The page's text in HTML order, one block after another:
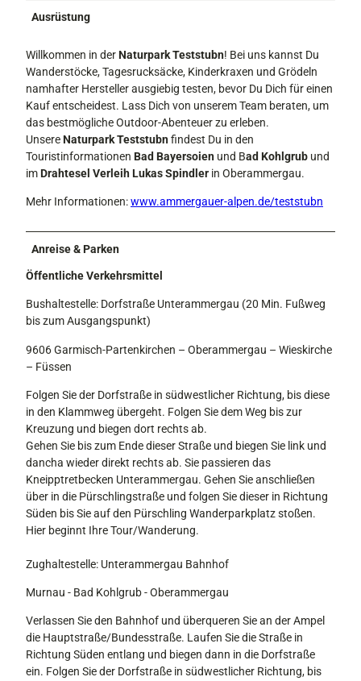
Ausrüstung
Willkommen in derNaturpark Teststubn! Bei uns kannst Du
Wanderstöcke, Tagesrucksäcke, Kinderkraxen und Grödeln
namhafter Hersteller ausgiebig testen, bevor Du Dich für einen
Kauf entscheidest. Lass Dich von unserem Team beraten, um
das bestmögliche Outdoor-Abenteuer zu erleben.
UnsereNaturpark Teststubnfindest Du in den
Touristinformationen Bad Bayersoien und Bad Kohlgrub und
imDrahtesel Verleih Lukas Spindler in Oberammergau.
Mehr Informationen:www.ammergauer-alpen.de/teststubn
Anreise & Parken
Öffentliche Verkehrsmittel
Bushaltestelle: Dorfstraße Unterammergau (20 Min. Fußweg
bis zum Ausgangspunkt)
9606 Garmisch-Partenkirchen – Oberammergau – Wieskirche
– Füssen
Folgen Sie der Dorfstraße in südwestlicher Richtung, bis diese
in den Klammweg übergeht. Folgen Sie dem Weg bis zur
Kreuzung und biegen dort rechts ab.
Gehen Sie bis zum Ende dieser Straße und biegen Sie link und
dancha wieder direkt rechts ab. Sie passieren das
Kneipptretbecken Unterammergau. Gehen Sie anschließen
über in die Pürschlingstraße und folgen Sie dieser in Richtung
Süden bis Sie auf den Pürschling Wanderparkplatz stoßen.
Hier beginnt Ihre Tour/Wanderung.
Zughaltestelle: Unterammergau Bahnhof
Murnau - Bad Kohlgrub - Oberammergau
Verlassen Sie den Bahnhof und überqueren Sie an der Ampel
die Hauptstraße/Bundesstraße. Laufen Sie die Straße in
Richtung Süden entlang und biegen dann in die Dorfstraße
ein. Folgen Sie der Dorfstraße in südwestlicher Richtung, bis